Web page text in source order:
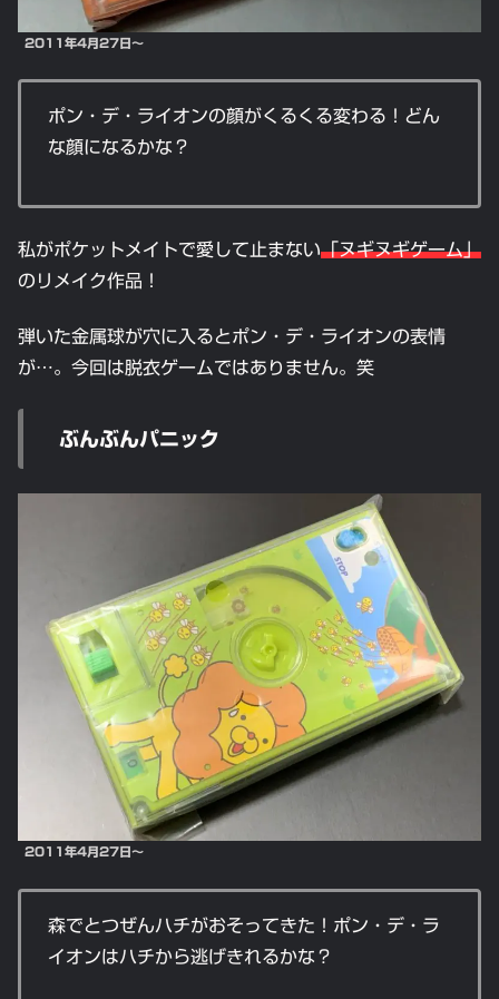
2011年4月27日～
ポン・デ・ライオンの顔がくるくる変わる！どん
な顔になるかな？
私がポケットメイトで愛して止まない「ヌギヌギゲーム」
のリメイク作品！
弾いた金属球が穴に入るとポン・デ・ライオンの表情
が…。今回は脱衣ゲームではありません。笑
ぶんぶんパニック
2011年4月27日～
森でとつぜんハチがおそってきた！ポン・デ・ラ
イオンはハチから逃げきれるかな？